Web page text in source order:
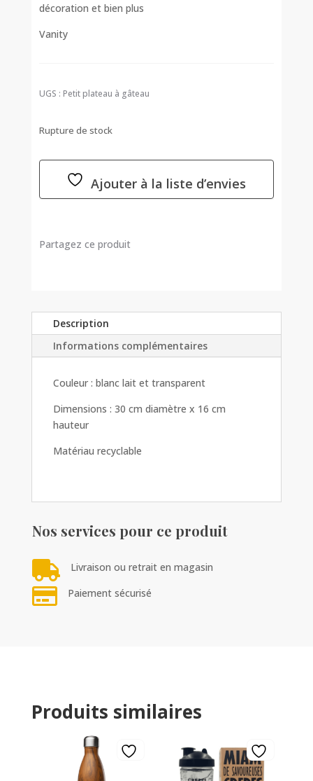
décoration et bien plus
Vanity
UGS : Petit plateau à gâteau
Rupture de stock
Ajouter à la liste d’envies
Partagez ce produit
Description
Informations complémentaires
Couleur : blanc lait et transparent
Dimensions : 30 cm diamètre x 16 cm
hauteur
Matériau recyclable
Nos services pour ce produit
 Livraison ou retrait en magasin
 Paiement sécurisé
Produits similaires